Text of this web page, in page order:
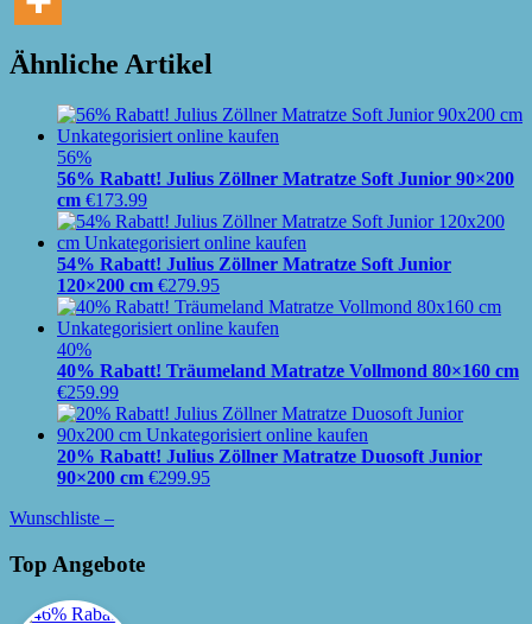
Ähnliche Artikel
56%
56% Rabatt! Julius Zöllner Matratze Soft Junior 90×200
cm €173.99
54% Rabatt! Julius Zöllner Matratze Soft Junior
120×200 cm €279.95
40%
40% Rabatt! Träumeland Matratze Vollmond 80×160 cm
€259.99
20% Rabatt! Julius Zöllner Matratze Duosoft Junior
90×200 cm €299.95
Wunschliste –
Top Angebote